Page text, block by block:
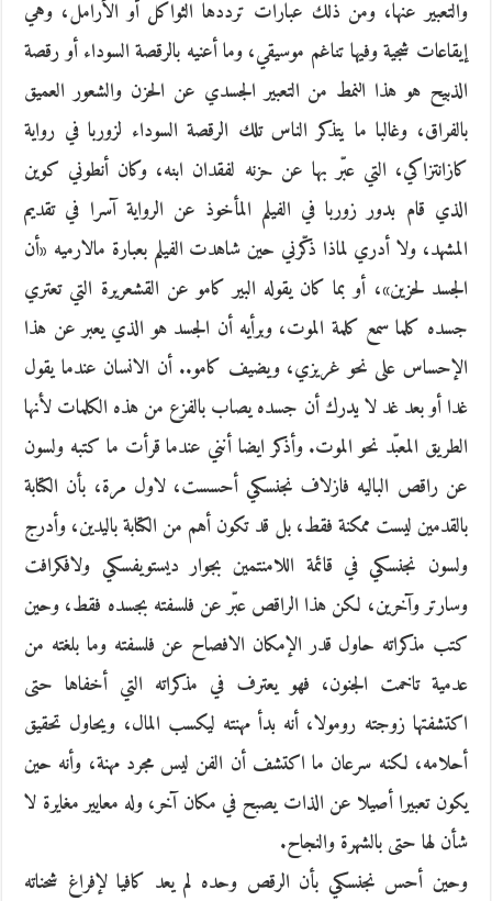
والتعبير عنها، ومن ذلك عبارات ترددها الثواكل أو الأرامل، وهي
إيقاعات شجية وفيها تناغم موسيقي، وما أعنيه بالرقصة السوداء أو رقصة
الذبيح هو هذا النمط من التعبير الجسدي عن الحزن والشعور العميق
بالفراق، وغالبا ما يتذكر الناس تلك الرقصة السوداء لزوربا في رواية
كازانتزاكي، التي عبّر بها عن حزنه لفقدان ابنه، وكان أنطوني كوين
الذي قام بدور زوربا في الفيلم المأخوذ عن الرواية آسرا في تقديم
المشهد، ولا أدري لماذا ذكّرني حين شاهدت الفيلم بعبارة مالارميه «أن
الجسد لحزين»، أو بما كان يقوله البير كامو عن القشعريرة التي تعتري
جسده كلما سمع كلمة الموت، وبرأيه أن الجسد هو الذي يعبر عن هذا
الإحساس على نحو غريزي، ويضيف كامو.. أن الانسان عندما يقول
غدا أو بعد غد لا يدرك أن جسده يصاب بالفزع من هذه الكلمات لأنها
الطريق المعبّد نحو الموت. وأذكر ايضا أنني عندما قرأت ما كتبه ولسون
عن راقص الباليه فازلاف نجنسكي أحسست، لاول مرة، بأن الكتابة
بالقدمين ليست ممكنة فقط، بل قد تكون أهم من الكتابة باليدين، وأدرج
ولسون نجنسكي في قائمة اللامنتمين بجوار ديستويفسكي ولافكرافت
وسارتر وآخرين، لكن هذا الراقص عبّر عن فلسفته بجسده فقط، وحين
كتب مذكراته حاول قدر الإمكان الافصاح عن فلسفته وما بلغته من
عدمية تاخمت الجنون، فهو يعترف في مذكراته التي أخفاها حتى
اكتشفتها زوجته رومولا، أنه بدأ مهنته ليكسب المال، ويحاول تحقيق
أحلامه، لكنه سرعان ما اكتشف أن الفن ليس مجرد مهنة، وأنه حين
يكون تعبيرا أصيلا عن الذات يصبح في مكان آخر، وله معايير مغايرة لا
شأن لها حتى بالشهرة والنجاح.
وحين أحس نجنسكي بأن الرقص وحده لم يعد كافيا لإفراغ شحناته